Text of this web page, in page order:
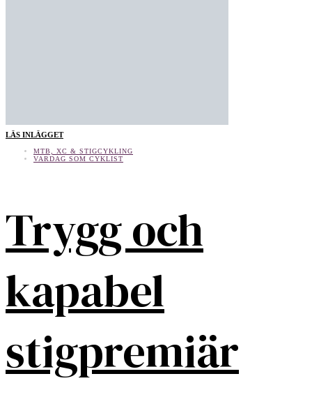
LÄS INLÄGGET
MTB, XC & STIGCYKLING
VARDAG SOM CYKLIST
Trygg och
kapabel
stigpremiär